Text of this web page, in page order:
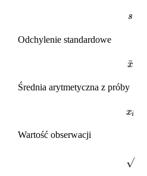
s
s
Odchylenie standardowe
x
¯
x¯
Średnia arytmetyczna z próby
xi
xi
Wartość obserwacji
√